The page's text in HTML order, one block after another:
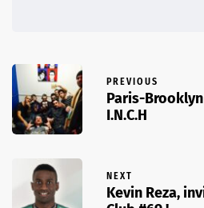
PREVIOUS
Paris-Brooklyn
I.N.C.H
NEXT
Kevin Reza,